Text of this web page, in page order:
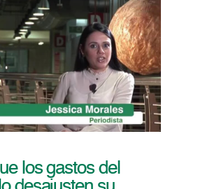
los gastos del